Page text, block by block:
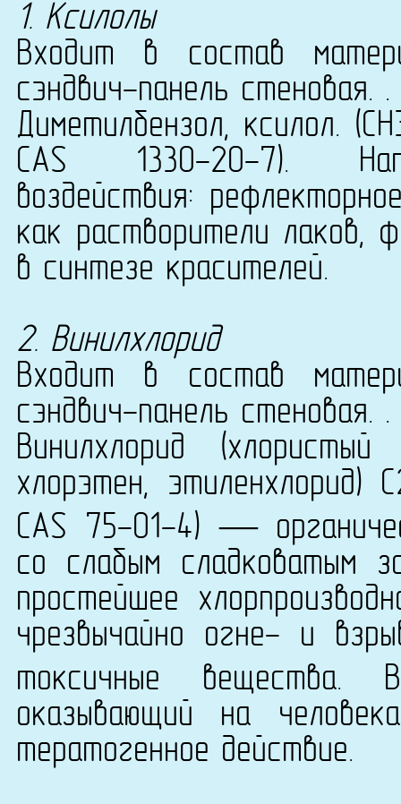
1. Ксилолы
Входит в состав
сэндвич-панель стеновая. .
Диметилбензол, ксилол.
CAS 1330-20-7).
воздействия:
как растворители лаков,
в синтезе красителей.
2. Винилхлорид
Входит в состав
сэндвич-панель стеновая. .
Винилхлорид
хлорэтен, этиленхлорид)
CAS 75-01-4) —
со слабым сладковатым
простейшее
чрезвычайно огне- и
токсичные вещества.
оказывающий на
тератогенное действие.